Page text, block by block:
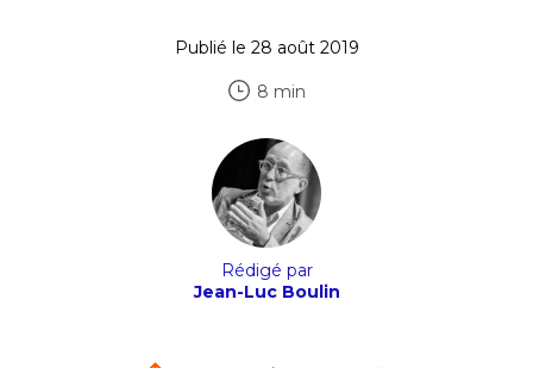
Publié le 28 août 2019
8 min
Rédigé par
Jean-Luc Boulin